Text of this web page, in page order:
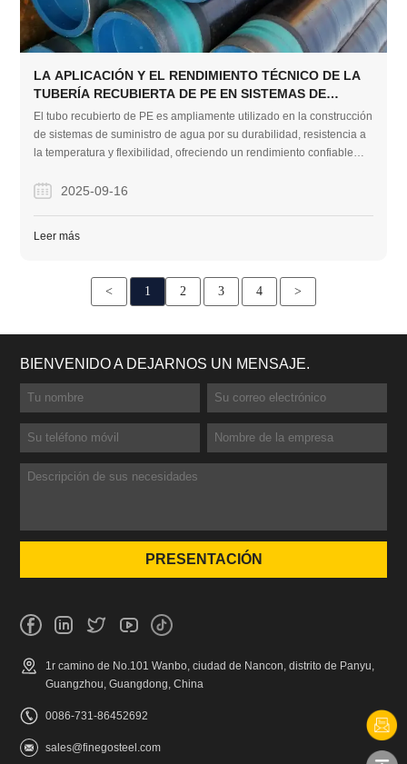
LA APLICACIÓN Y EL RENDIMIENTO TÉCNICO DE LA
TUBERÍA RECUBIERTA DE PE EN SISTEMAS DE
SUMINISTRO DE AGUA DE EDIFICIOS
El tubo recubierto de PE es ampliamente utilizado en la construcción
de sistemas de suministro de agua por su durabilidad, resistencia a
la temperatura y flexibilidad, ofreciendo un rendimiento confiable
2025-09-16
Leer más
< 1 2 3 4 >
BIENVENIDO A DEJARNOS UN MENSAJE.
1r camino de No.101 Wanbo, ciudad de Nancon, distrito de Panyu,
Guangzhou, Guangdong, China
0086-731-86452692
sales@finegosteel.com